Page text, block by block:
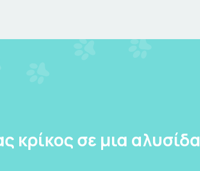
κρίκος σε μια αλυσίδα